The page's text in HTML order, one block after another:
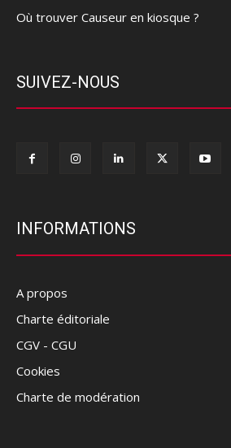
Où trouver Causeur en kiosque ?
SUIVEZ-NOUS
INFORMATIONS
A propos
Charte éditoriale
CGV - CGU
Cookies
Charte de modération